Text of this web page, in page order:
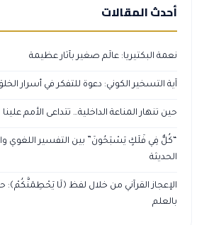
أحدث المقالات
نعمة البكتيريا: عالَم صغير بآثار عظيمة
آية التسخير الكوني: دعوة للتفكر في أسرار
حين تنهار المناعة الداخلية… تتداعى الأمم علينا
“كُلٌّ فِي فَلَكٍ يَسْبَحُونَ” بين التفسير اللغوي
الحديثة
الإعجاز القرآني من خلال لفظ ﴿لَا يَحْطِمَنَّكُمْ﴾:
بالعلم